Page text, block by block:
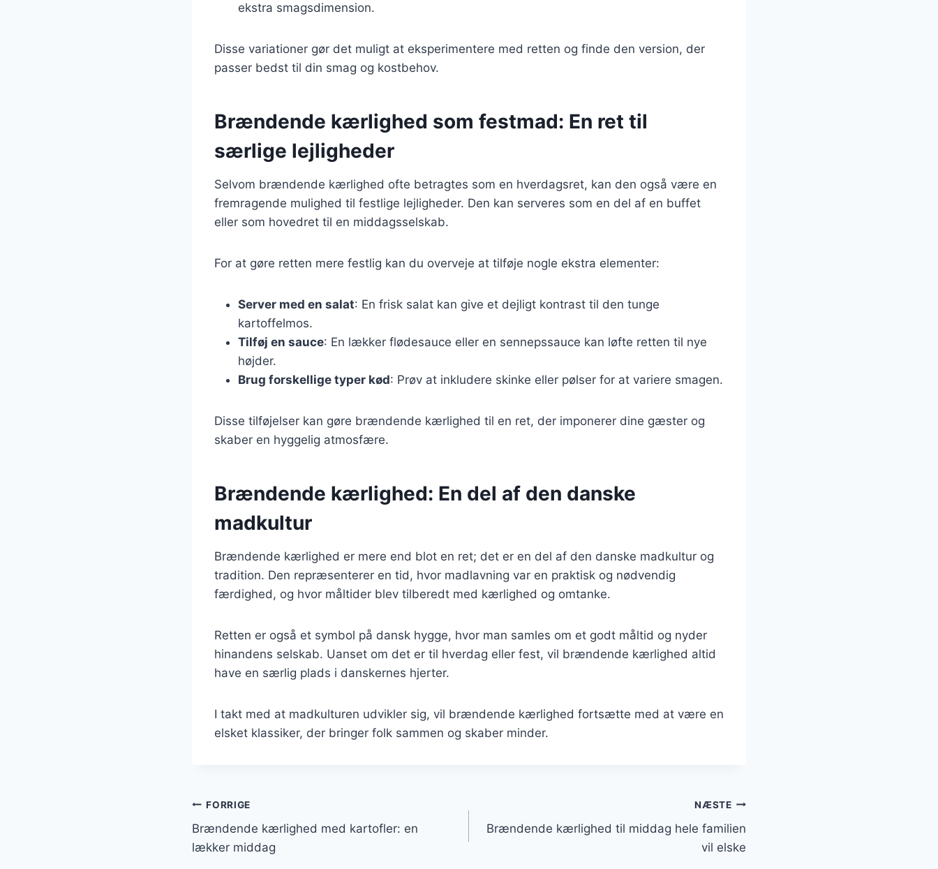
ekstra smagsdimension.
Disse variationer gør det muligt at eksperimentere med retten og finde den version, der
passer bedst til din smag og kostbehov.
Brændende kærlighed som festmad: En ret til
særlige lejligheder
Selvom brændende kærlighed ofte betragtes som en hverdagsret, kan den også være en
fremragende mulighed til festlige lejligheder. Den kan serveres som en del af en buffet
eller som hovedret til en middagsselskab.
For at gøre retten mere festlig kan du overveje at tilføje nogle ekstra elementer:
Server med en salat: En frisk salat kan give et dejligt kontrast til den tunge
kartoffelmos.
Tilføj en sauce: En lækker flødesauce eller en sennepssauce kan løfte retten til nye
højder.
Brug forskellige typer kød: Prøv at inkludere skinke eller pølser for at variere smagen.
Disse tilføjelser kan gøre brændende kærlighed til en ret, der imponerer dine gæster og
skaber en hyggelig atmosfære.
Brændende kærlighed: En del af den danske
madkultur
Brændende kærlighed er mere end blot en ret; det er en del af den danske madkultur og
tradition. Den repræsenterer en tid, hvor madlavning var en praktisk og nødvendig
færdighed, og hvor måltider blev tilberedt med kærlighed og omtanke.
Retten er også et symbol på dansk hygge, hvor man samles om et godt måltid og nyder
hinandens selskab. Uanset om det er til hverdag eller fest, vil brændende kærlighed altid
have en særlig plads i danskernes hjerter.
I takt med at madkulturen udvikler sig, vil brændende kærlighed fortsætte med at være en
elsket klassiker, der bringer folk sammen og skaber minder.
Indlægsnavigation
FORRIGE
Brændende kærlighed med kartofler: en
lækker middag
NÆSTE
Brændende kærlighed til middag hele familien
vil elske